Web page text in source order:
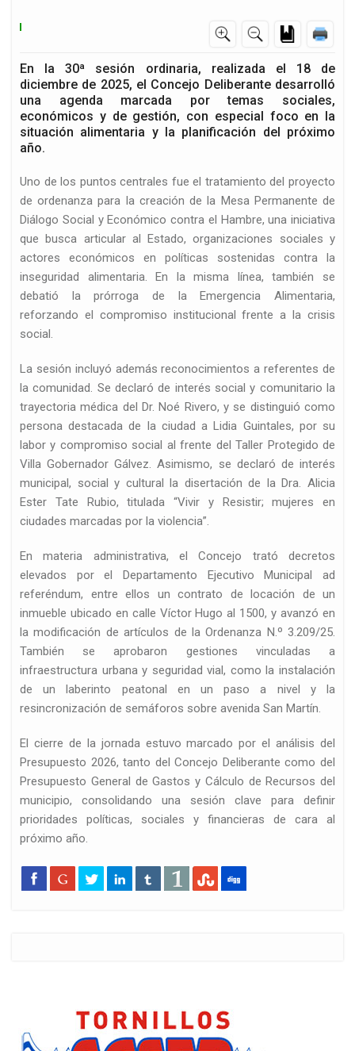
d
En la 30ª sesión ordinaria, realizada el 18 de
diciembre de 2025, el Concejo Deliberante desarrolló
una agenda marcada por temas sociales,
económicos y de gestión, con especial foco en la
situación alimentaria y la planificación del próximo
año.
Uno de los puntos centrales fue el tratamiento del proyecto
de ordenanza para la creación de la Mesa Permanente de
Diálogo Social y Económico contra el Hambre, una iniciativa
que busca articular al Estado, organizaciones sociales y
actores económicos en políticas sostenidas contra la
inseguridad alimentaria. En la misma línea, también se
debatió la prórroga de la Emergencia Alimentaria,
reforzando el compromiso institucional frente a la crisis
social.
La sesión incluyó además reconocimientos a referentes de
la comunidad. Se declaró de interés social y comunitario la
trayectoria médica del Dr. Noé Rivero, y se distinguió como
persona destacada de la ciudad a Lidia Guintales, por su
labor y compromiso social al frente del Taller Protegido de
Villa Gobernador Gálvez. Asimismo, se declaró de interés
municipal, social y cultural la disertación de la Dra. Alicia
Ester Tate Rubio, titulada “Vivir y Resistir; mujeres en
ciudades marcadas por la violencia”.
En materia administrativa, el Concejo trató decretos
elevados por el Departamento Ejecutivo Municipal ad
referéndum, entre ellos un contrato de locación de un
inmueble ubicado en calle Víctor Hugo al 1500, y avanzó en
la modificación de artículos de la Ordenanza N.º 3.209/25.
También se aprobaron gestiones vinculadas a
infraestructura urbana y seguridad vial, como la instalación
de un laberinto peatonal en un paso a nivel y la
resincronización de semáforos sobre avenida San Martín.
El cierre de la jornada estuvo marcado por el análisis del
Presupuesto 2026, tanto del Concejo Deliberante como del
Presupuesto General de Gastos y Cálculo de Recursos del
municipio, consolidando una sesión clave para definir
prioridades políticas, sociales y financieras de cara al
próximo año.